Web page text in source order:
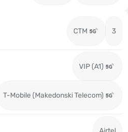
CTM 3
VIP (A1)
T-Mobile (Makedonski Telecom)